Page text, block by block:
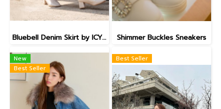
Bluebell Denim Skirt by ICYICY BI14201 Shimmer Buckles Sneakers
New
Best Seller
Best Seller